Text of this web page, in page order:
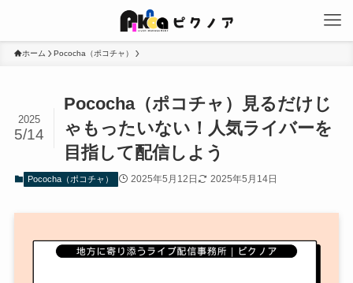
ホーム Pococha（ポコチャ）
Pococha（ポコチャ）見るだけじ
ゃもったいない！人気ライバーを
目指して配信しよう
2025
5/14
Pococha（ポコチャ） 2025年5月12日 2025年5月14日